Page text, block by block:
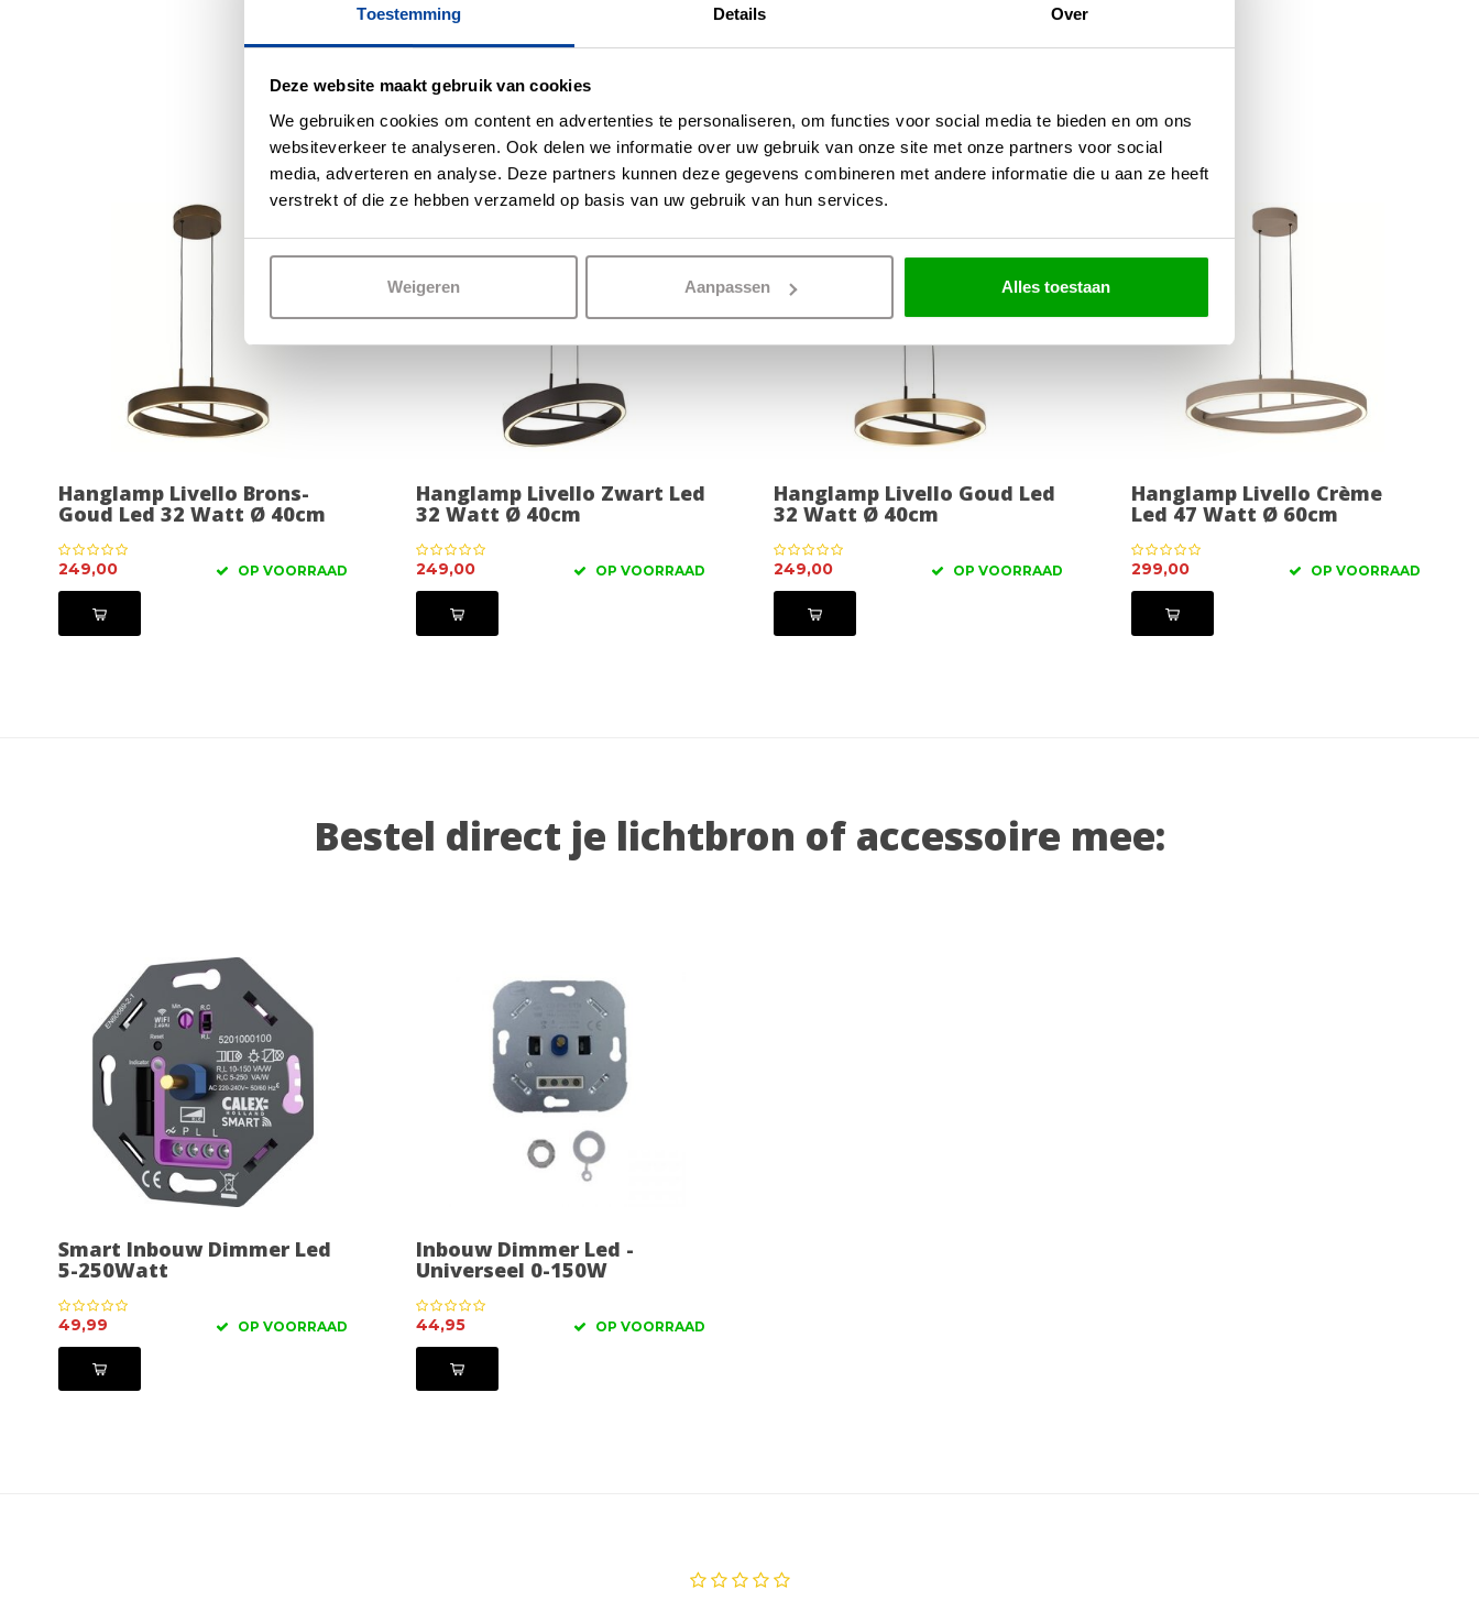
Toestemming Details Over
Deze website maakt gebruik van cookies
We gebruiken cookies om content en advertenties te personaliseren, om functies voor social media te bieden en om ons
websiteverkeer te analyseren. Ook delen we informatie over uw gebruik van onze site met onze partners voor social
media, adverteren en analyse. Deze partners kunnen deze gegevens combineren met andere informatie die u aan ze heeft
verstrekt of die ze hebben verzameld op basis van uw gebruik van hun services.
Weigeren Aanpassen Alles toestaan
Meer producten uit deze serie
Hanglamp Livello Brons-
Goud Led 32 Watt Ø 40cm
249,00 OP VOORRAAD
Hanglamp Livello Zwart Led
32 Watt Ø 40cm
249,00 OP VOORRAAD
Hanglamp Livello Goud Led
32 Watt Ø 40cm
249,00 OP VOORRAAD
Hanglamp Livello Crème
Led 47 Watt Ø 60cm
299,00 OP VOORRAAD
Bestel direct je lichtbron of accessoire mee:
Smart Inbouw Dimmer Led
5-250Watt
49,99 OP VOORRAAD
Inbouw Dimmer Led -
Universeel 0-150W
44,95 OP VOORRAAD